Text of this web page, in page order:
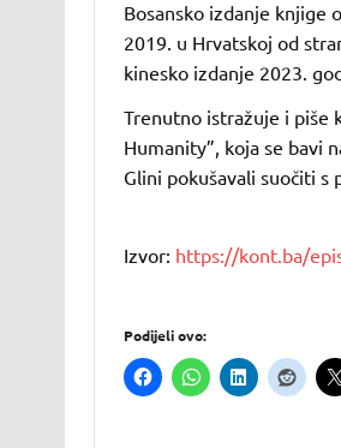
Bosansko izdanje knjige
2019. u Hrvatskoj od
kinesko izdanje 2023.
Trenutno istražuje i piše
Humanity”, koja se bavi
Glini pokušavali suočiti s
Izvor: https://kont.ba/
Podijeli ovo: